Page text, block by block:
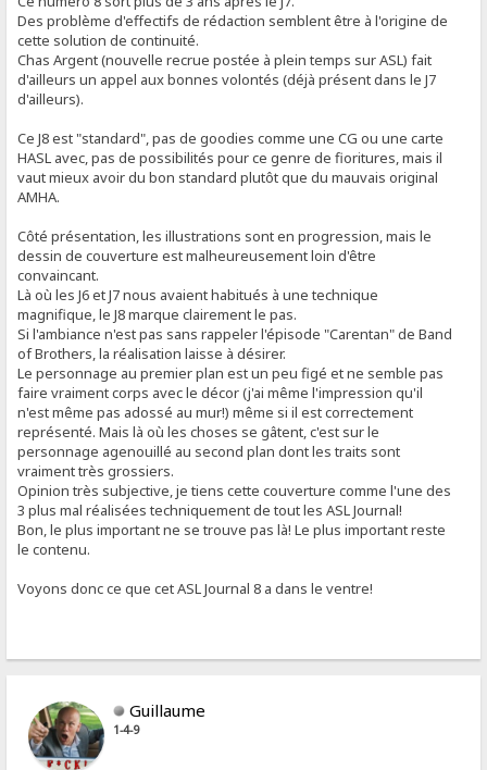
Des problème d'effectifs de rédaction semblent être à l'origine de
cette solution de continuité.
Chas Argent (nouvelle recrue postée à plein temps sur ASL) fait
d'ailleurs un appel aux bonnes volontés (déjà présent dans le J7
d'ailleurs).
Ce J8 est "standard", pas de goodies comme une CG ou une carte
HASL avec, pas de possibilités pour ce genre de fioritures, mais il
vaut mieux avoir du bon standard plutôt que du mauvais original
AMHA.
Côté présentation, les illustrations sont en progression, mais le
dessin de couverture est malheureusement loin d'être
convaincant.
Là où les J6 et J7 nous avaient habitués à une technique
magnifique, le J8 marque clairement le pas.
Si l'ambiance n'est pas sans rappeler l'épisode "Carentan" de Band
of Brothers, la réalisation laisse à désirer.
Le personnage au premier plan est un peu figé et ne semble pas
faire vraiment corps avec le décor (j'ai même l'impression qu'il
n'est même pas adossé au mur!) même si il est correctement
représenté. Mais là où les choses se gâtent, c'est sur le
personnage agenouillé au second plan dont les traits sont
vraiment très grossiers.
Opinion très subjective, je tiens cette couverture comme l'une des
3 plus mal réalisées techniquement de tout les ASL Journal!
Bon, le plus important ne se trouve pas là! Le plus important reste
le contenu.
Voyons donc ce que cet ASL Journal 8 a dans le ventre!
Guillaume
1-4-9